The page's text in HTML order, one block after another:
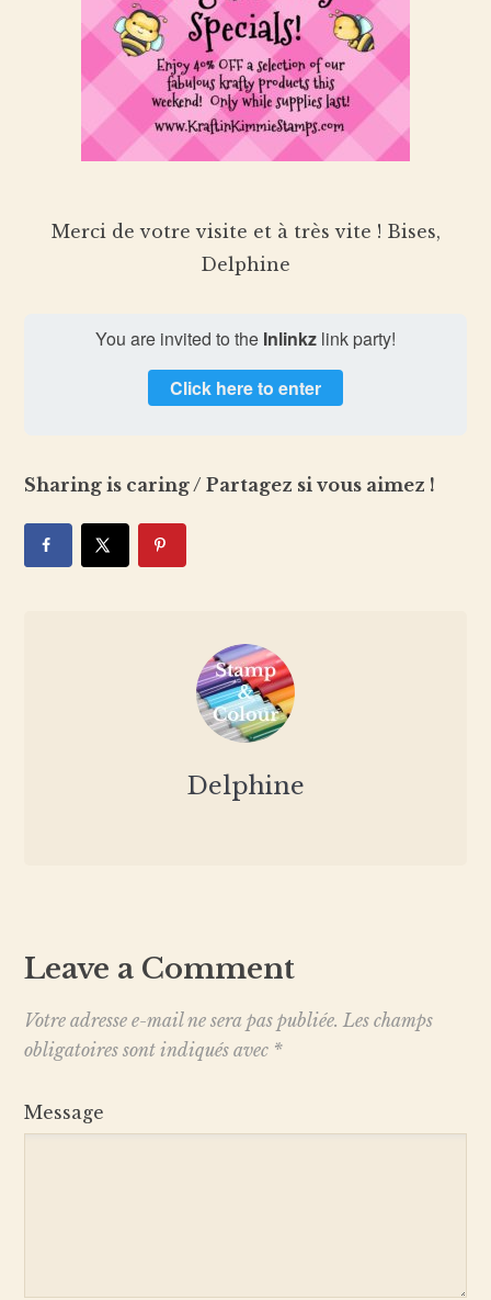
Merci de votre visite et à très vite ! Bises,
Delphine
You are invited to the Inlinkz link party!
Click here to enter
Sharing is caring / Partagez si vous aimez !
Delphine
Leave a Comment
Votre adresse e-mail ne sera pas publiée. Les champs
obligatoires sont indiqués avec *
Message